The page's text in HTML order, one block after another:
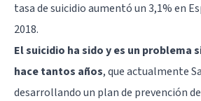
tasa de suicidio aumentó un 3,1% en
2018.
El suicidio ha sido y es un problema
hace tantos años, que actualmente
desarrollando un plan de prevención